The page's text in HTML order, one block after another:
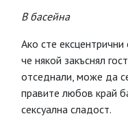
В басейна
Ако сте
че някой закъснял
отседнали, може да
правите любов край
сексуална сладост.